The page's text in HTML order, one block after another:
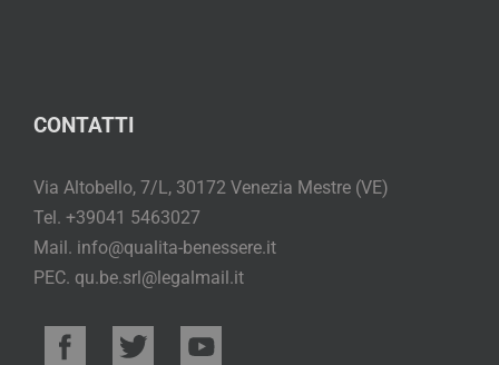
CONTATTI
Via Altobello, 7/L, 30172 Venezia Mestre (VE)
Tel. +39041 5463027
Mail. info@qualita-benessere.it
PEC. qu.be.srl@legalmail.it